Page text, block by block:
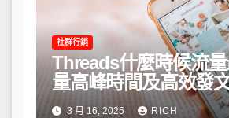
社群行銷
Threads什麼時候流
量高峰時間及高效發
略3 月 16, 2025 RICH